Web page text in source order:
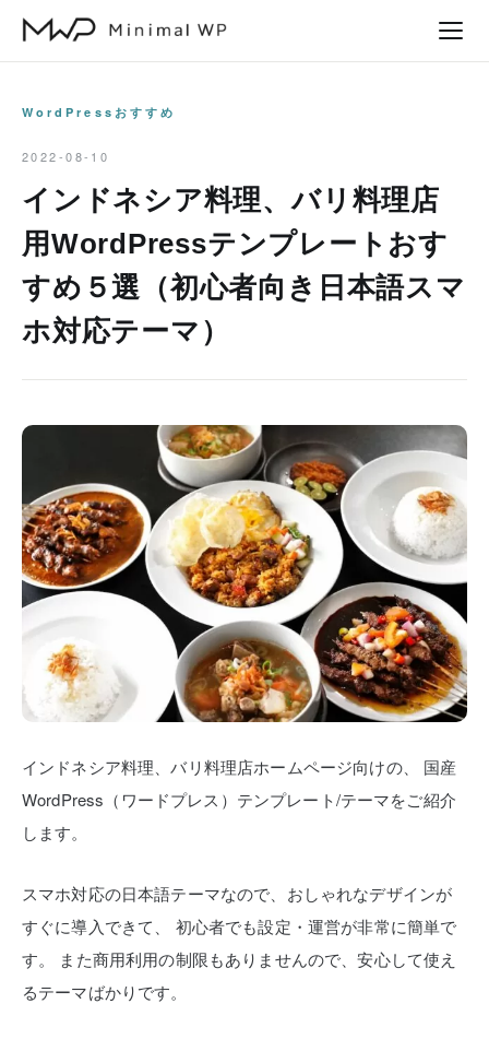
WordPressおすすめ
2022-08-10
インドネシア料理、バリ料理店
用WordPressテンプレートおす
すめ５選（初心者向き日本語スマ
ホ対応テーマ）
インドネシア料理、バリ料理店ホームページ向けの、
国産
WordPress（ワードプレス）テンプレート/テーマをご紹介
します。
スマホ対応の日本語テーマなので、おしゃれなデザインが
すぐに導入できて、
初心者でも設定・運営が非常に簡単で
す。
また商用利用の制限もありませんので、安心して使え
るテーマばかりです。